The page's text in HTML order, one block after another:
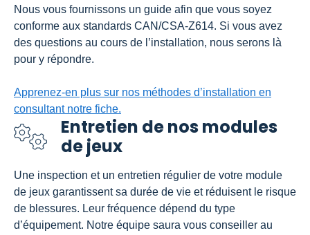
Nous vous fournissons un guide afin que vous soyez
conforme aux standards CAN/CSA-Z614. Si vous avez
des questions au cours de l’installation, nous serons là
pour y répondre.
Apprenez-en plus sur nos méthodes d’installation en
consultant notre fiche.
Entretien de nos modules
de jeux
Une inspection et un entretien régulier de votre module
de jeux garantissent sa durée de vie et réduisent le risque
de blessures. Leur fréquence dépend du type
d’équipement. Notre équipe saura vous conseiller au